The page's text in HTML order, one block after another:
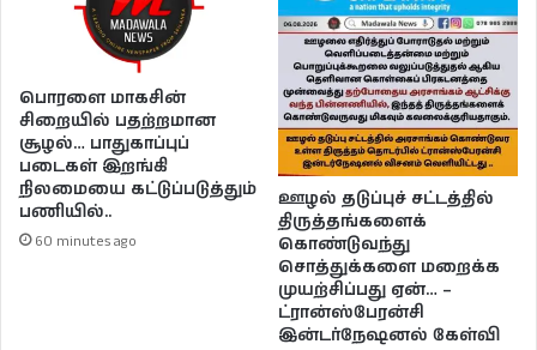
பொரளை மாகசின்
சிறையில் பதற்றமான
சூழல்… பாதுகாப்புப்
படைகள் இறங்கி
நிலமையை கட்டுப்படுத்தும்
பணியில்..
60 minutes ago
ஊழல் தடுப்புச் சட்டத்தில்
திருத்தங்களைக்
கொண்டுவந்து
சொத்துக்களை மறைக்க
முயற்சிப்பது ஏன்… –
ட்ரான்ஸ்பேரன்சி
இன்டர்நேஷனல் கேள்வி